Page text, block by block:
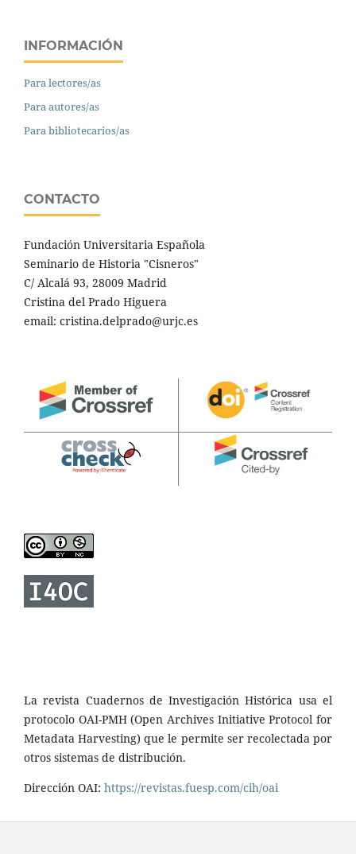
INFORMACIÓN
Para lectores/as
Para autores/as
Para bibliotecarios/as
CONTACTO
Fundación Universitaria Española
Seminario de Historia "Cisneros"
C/ Alcalá 93, 28009 Madrid
Cristina del Prado Higuera
email: cristina.delprado@urjc.es
La revista Cuadernos de Investigación Histórica usa el
protocolo OAI-PMH (Open Archives Initiative Protocol for
Metadata Harvesting) que le permite ser recolectada por
otros sistemas de distribución.
Dirección OAI: https://revistas.fuesp.com/cih/oai